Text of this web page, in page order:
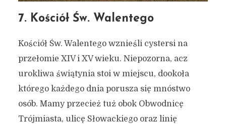
7. Kościół Św. Walentego
Kościół Św. Walentego wznieśli cystersi na
przełomie XIV i XV wieku. Niepozorna, acz
urokliwa świątynia stoi w miejscu, dookoła
którego każdego dnia porusza się mnóstwo
osób. Mamy przecież tuż obok Obwodnicę
Trójmiasta, ulicę Słowackiego oraz linię